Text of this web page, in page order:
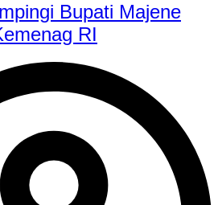
Bupati Majene
RI